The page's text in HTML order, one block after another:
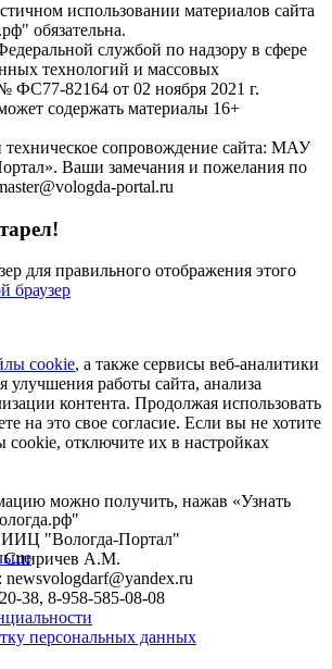
"Вологда-Портал"
Спиричев А.М.
newsvologdarf@yandex.ru
38, 8-958-585-08-08
персональных данных
использовании материалов сайта
обязательна.
службой по надзору в сфере
технологий и массовых
82164 от 02 ноября 2021 г.
содержать материалы 16+
сопровождение сайта: МАУ
Ваши замечания и пожелания по
portal.ru
для правильного отображения этого
браузер
cookie, а также сервисы веб-аналитики
улучшения работы сайта, анализа
контента. Продолжая использовать
на это свое согласие. Если вы не хотите
cookie, отключите их в настройках
можно получить, нажав «Узнать